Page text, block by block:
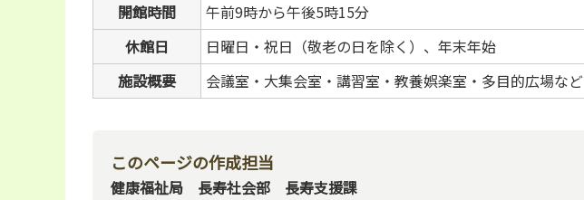
開館時間
午前9時から午後5時15分
休館日
日曜日・祝日（敬老の日を除く）、年末年始
施設概要
会議室・大集会室・講習室・教養娯楽室・多目的広場など
このページの作成担当
健康福祉局 長寿社会部 長寿支援課